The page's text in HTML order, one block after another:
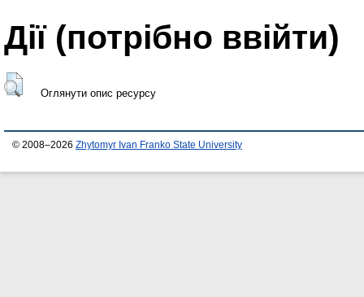
Дії ​​(потрібно ввійти)
Оглянути опис ресурсу
© 2008–2026 Zhytomyr Ivan Franko State University